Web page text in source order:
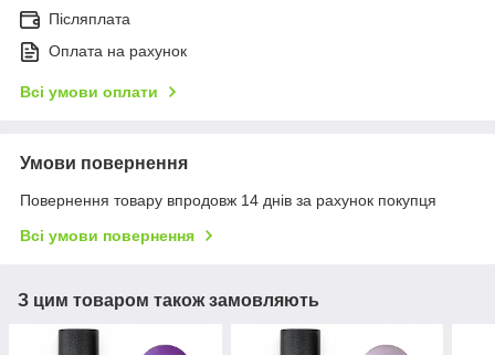
Післяплата
Оплата на рахунок
Всі умови оплати
Умови повернення
Повернення товару впродовж 14 днів за рахунок покупця
Всі умови повернення
З цим товаром також замовляють